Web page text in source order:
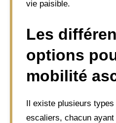
vie paisible.
Les
options
mobilité
Il existe plusieurs
escaliers, chacun